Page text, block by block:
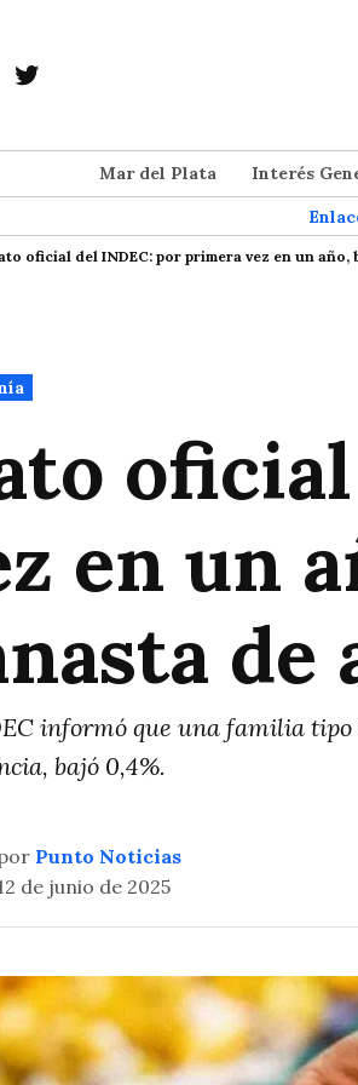
Twitter
Mar del Plata Interés
oficial del INDEC: por primera vez en un
en un
informó que una familia tipo
bajó 0,4%.
Punto Noticias
de junio de 2025